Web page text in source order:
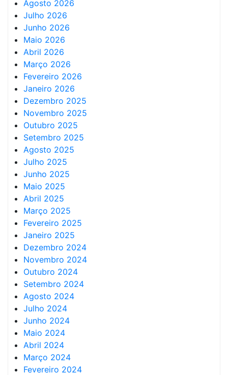
Agosto 2026
Julho 2026
Junho 2026
Maio 2026
Abril 2026
Março 2026
Fevereiro 2026
Janeiro 2026
Dezembro 2025
Novembro 2025
Outubro 2025
Setembro 2025
Agosto 2025
Julho 2025
Junho 2025
Maio 2025
Abril 2025
Março 2025
Fevereiro 2025
Janeiro 2025
Dezembro 2024
Novembro 2024
Outubro 2024
Setembro 2024
Agosto 2024
Julho 2024
Junho 2024
Maio 2024
Abril 2024
Março 2024
Fevereiro 2024